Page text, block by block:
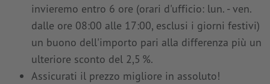
invieremo entro 6 ore (orari d'ufficio: lun. - ven.
dalle ore 08:00 alle 17:00, esclusi i giorni festivi)
un buono dell'importo pari alla differenza più un
ulteriore sconto del 2,5 %.
Assicurati il prezzo migliore in assoluto!